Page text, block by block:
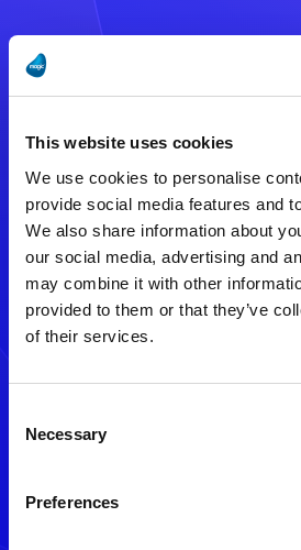
This website uses cookies
We use cookies to personalise
provide social media features and
We also share information about
our social media, advertising and
may combine it with other
provided to them or that they’ve
of their services.
Selection
Necessary
Preferences
注意事項
ある可能性があります。
メールアドレスをご確認のうえ
再度手続きを行ってください。